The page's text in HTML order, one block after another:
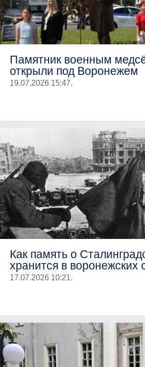
Памятник военным
открыли под Воронежем
19.07.2026 15:47.
Как память о
хранится в воронежских
17.07.2026 10:21.